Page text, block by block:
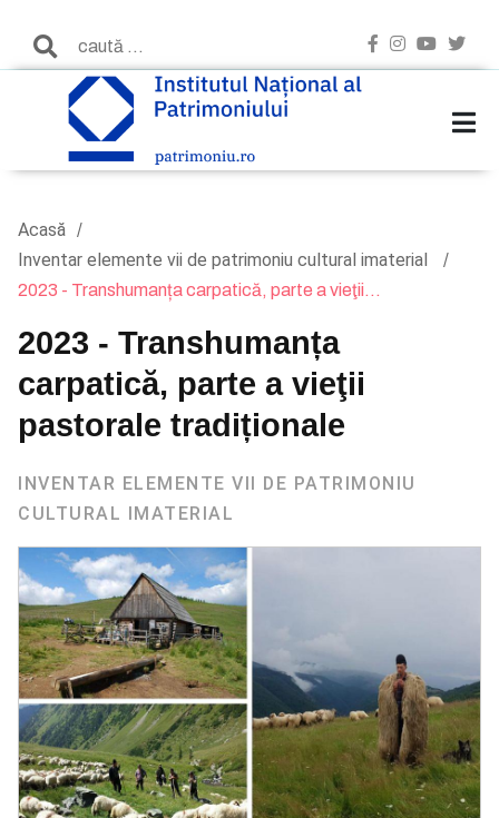
Acasă
Inventar elemente vii de patrimoniu cultural imaterial
2023 - Transhumanța carpatică, parte a vieţii...
2023 - Transhumanța
carpatică, parte a vieţii
pastorale tradiționale
INVENTAR ELEMENTE VII DE PATRIMONIU
CULTURAL IMATERIAL